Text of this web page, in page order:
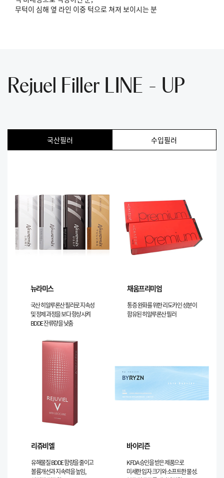
무턱이 심해 옆 라인 이중 턱으로 쳐져 보이시는 분
Rejuel Filler LINE - UP
국산필러 수입필러
뉴라미스
국산 히알루론산 필러로 지속성
및 정제 과정을 보다 향상시켜
BDDE 잔류량을 낮춤
채움프리미엄
통증 완화를 위한 리도카인 성분이
함유된 히알루론산 필러
리쥬비엘
유해물질 BDDE 함량을 줄이고
볼륨개선과 지속력을 높임,
바이리즌
KFDA 승인을 받은 제품으로
미세한 입자 크기와 소프트한 물성.